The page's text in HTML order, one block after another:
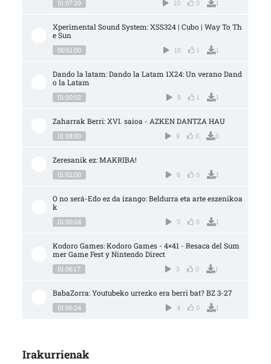
01:07:39 10 0 1
Xperimental Sound System: XSS324 | Cubo | Way To Th
e Sun
00:51:00 10 1 1
Dando la latam: Dando la Latam 1X24: Un verano Dand
o la Latam
01:00:02 8 1 1
Zaharrak Berri: XVI. saioa - AZKEN DANTZA HAU
01:08:00 9 0 0
Zeresanik ez: MAKRIBA!
01:02:00 6 0 1
O no será-Edo ez da izango: Beldurra eta arte eszenikoa
k
01:00:04 3 0 1
Kodoro Games: Kodoro Games - 4×41 - Resaca del Sum
mer Game Fest y Nintendo Direct
01:06:17 3 0 1
BabaZorra: Youtubeko urrezko era berri bat? BZ 3-27
01:06:24 4 0 1
Irakurrienak